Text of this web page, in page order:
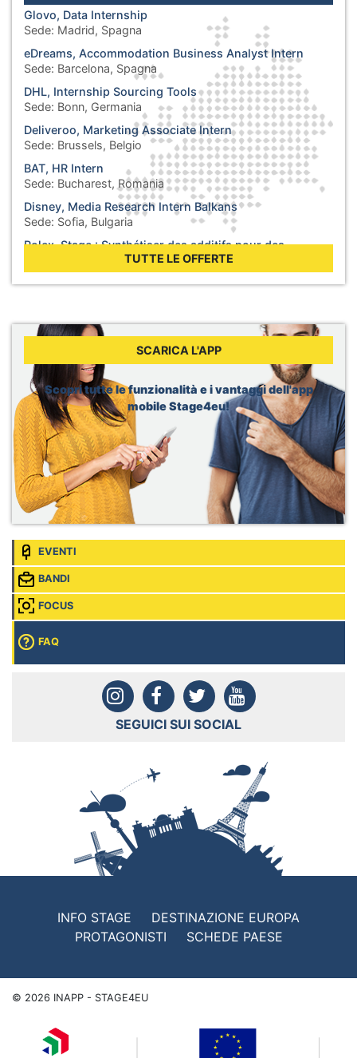
Glovo, Data Internship
Sede: Madrid, Spagna
eDreams, Accommodation Business Analyst Intern
Sede: Barcelona, Spagna
DHL, Internship Sourcing Tools
Sede: Bonn, Germania
Deliveroo, Marketing Associate Intern
Sede: Brussels, Belgio
BAT, HR Intern
Sede: Bucharest, Romania
Disney, Media Research Intern Balkans
Sede: Sofia, Bulgaria
Rolex, Stage : Synthétiser des additifs pour des
Sede: Biel, Svizzera
WHO, Internship - Nutrition and Food Safety
Geneva, Svizzera
Dior, Merchandising Intern
Sede: Brussels, Belgio
TUTTE LE OFFERTE
SCARICA L'APP
Scopri tutte le funzionalità e i vantaggi dell'app
mobile Stage4eu!
EVENTI
BANDI
FOCUS
FAQ
SEGUICI SUI SOCIAL
INFO STAGE
DESTINAZIONE EUROPA
PROTAGONISTI
SCHEDE PAESE
© 2026 INAPP - STAGE4EU